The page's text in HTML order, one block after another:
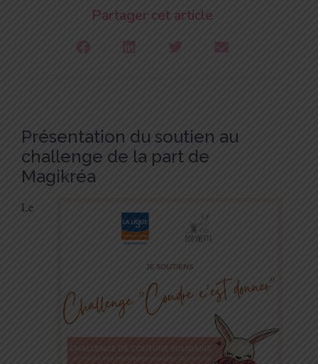
Partager cet article
Présentation du soutien au
challenge de la part de
Magikréa
Le